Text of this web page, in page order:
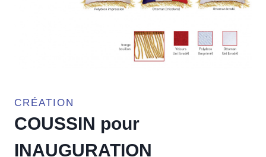
CRÉATION
COUSSIN pour
INAUGURATION